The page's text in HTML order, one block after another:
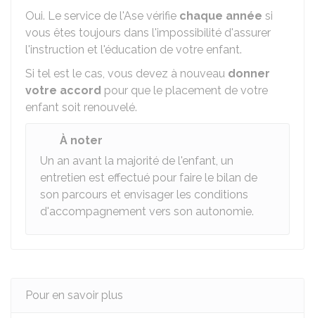
Oui. Le service de l'Ase vérifie chaque année si
vous êtes toujours dans l'impossibilité d'assurer
l'instruction et l'éducation de votre enfant.
Si tel est le cas, vous devez à nouveau donner
votre accord pour que le placement de votre
enfant soit renouvelé.
À noter
Un an avant la majorité de l'enfant, un
entretien est effectué pour faire le bilan de
son parcours et envisager les conditions
d'accompagnement vers son autonomie.
Pour en savoir plus